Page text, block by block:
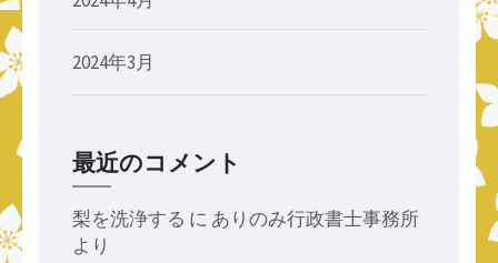
2024年3月
最近のコメント
梨を洗浄する に ありのみ行政書士事務所
より